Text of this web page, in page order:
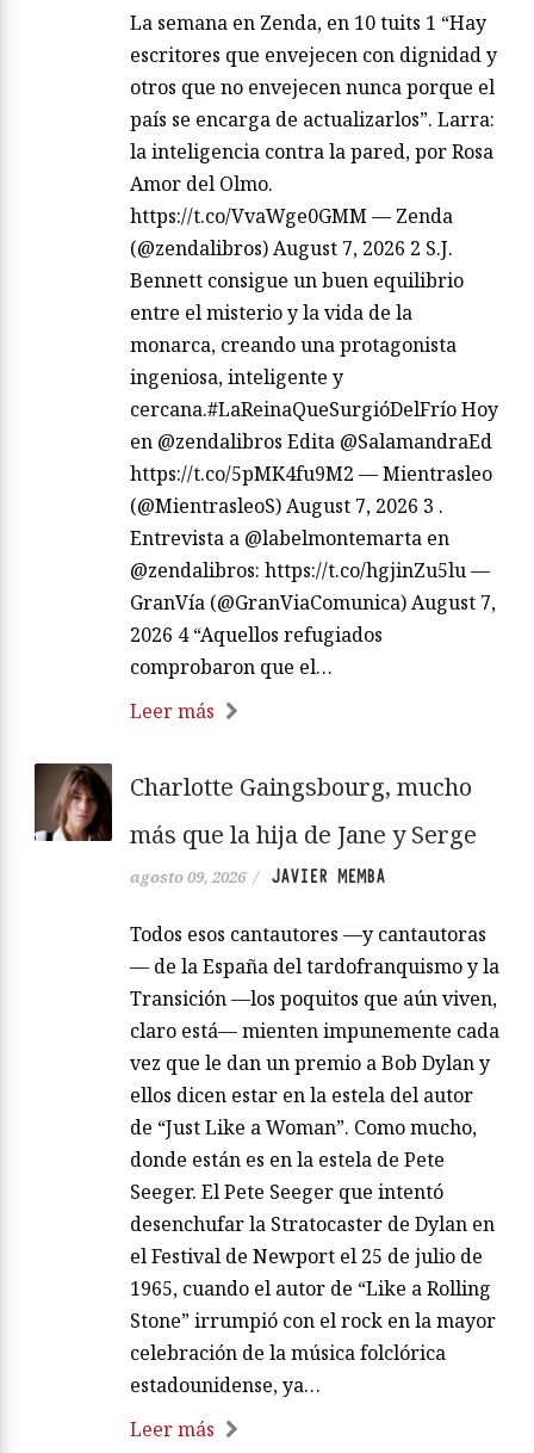
La semana en Zenda, en 10 tuits 1 “Hay
escritores que envejecen con dignidad y
otros que no envejecen nunca porque el
país se encarga de actualizarlos”. Larra:
la inteligencia contra la pared, por Rosa
Amor del Olmo.
https://t.co/VvaWge0GMM — Zenda
(@zendalibros) August 7, 2026 2 S.J.
Bennett consigue un buen equilibrio
entre el misterio y la vida de la
monarca, creando una protagonista
ingeniosa, inteligente y
cercana.#LaReinaQueSurgióDelFrío Hoy
en @zendalibros Edita @SalamandraEd
https://t.co/5pMK4fu9M2 — Mientrasleo
(@MientrasleoS) August 7, 2026 3 .
Entrevista a @labelmontemarta en
@zendalibros: https://t.co/hgjinZu5lu —
GranVía (@GranViaComunica) August 7,
2026 4 “Aquellos refugiados
comprobaron que el…
Leer más
Charlotte Gaingsbourg, mucho
más que la hija de Jane y Serge
agosto 09, 2026 / JAVIER MEMBA
Todos esos cantautores —y cantautoras
— de la España del tardofranquismo y la
Transición —los poquitos que aún viven,
claro está— mienten impunemente cada
vez que le dan un premio a Bob Dylan y
ellos dicen estar en la estela del autor
de “Just Like a Woman”. Como mucho,
donde están es en la estela de Pete
Seeger. El Pete Seeger que intentó
desenchufar la Stratocaster de Dylan en
el Festival de Newport el 25 de julio de
1965, cuando el autor de “Like a Rolling
Stone” irrumpió con el rock en la mayor
celebración de la música folclórica
estadounidense, ya…
Leer más